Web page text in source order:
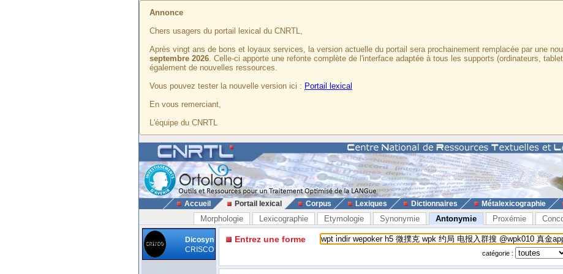
Annonce
Chers usagers du portail lexical du CNRTL,
Après vingt ans de bons et loyaux services, la version actuelle du portail sera prochainement remplacée par une
septembre 2026. Celle-ci apporte une refonte complète de l'interface adaptée à tous les supports (ordinateurs,
également de nouvelles ressources.
Vous pouvez tester la nouvelle version ici : Portail lexical
En vous remerciant,
L'équipe du CNRTL
Accueil Portail lexical Corpus Lexiques Dictionnaires Métalexicographie
Morphologie Lexicographie Etymologie Synonymie Antonymie Proxémie
Dicosyn
CRISCO
Entrez une forme
catégorie :